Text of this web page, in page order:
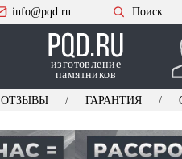
info@pqd.ru Поиск
изготовление
памятников
ОТЗЫВЫ ГАРАНТИЯ